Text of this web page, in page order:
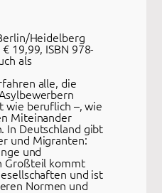
Heidelberg
19,99, ISBN 978-
als
alle, die
wie beruflich –, wie
Miteinander
In Deutschland gibt
und Migranten:
und
Großteil kommt
und ist
Normen und